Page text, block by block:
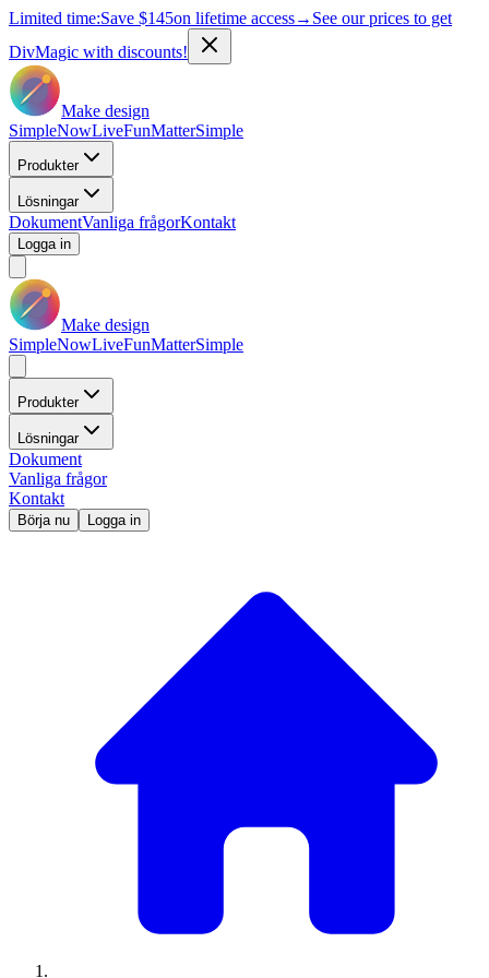
Limited time:Save $145on lifetime access→ See our prices to get
DivMagic with discounts!
Make design
SimpleNowLiveFunMatterSimple
Produkter
Lösningar
DokumentVanliga frågorKontakt
Logga in
Make design
SimpleNowLiveFunMatterSimple
Produkter
Lösningar
Dokument
Vanliga frågor
Kontakt
Börja nu Logga in